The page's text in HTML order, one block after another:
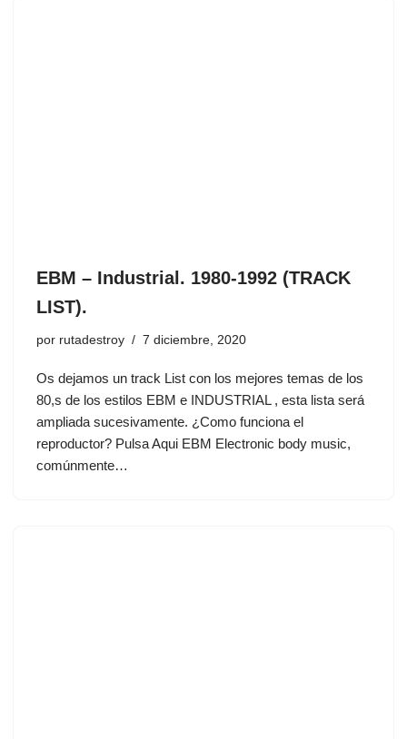
EBM – Industrial. 1980-1992 (TRACK
LIST).
por rutadestroy 7 diciembre, 2020
Os dejamos un track List con los mejores temas de los
80,s de los estilos EBM e INDUSTRIAL , esta lista será
ampliada sucesivamente. ¿Como funciona el
reproductor? Pulsa Aqui EBM Electronic body music,
comúnmente…